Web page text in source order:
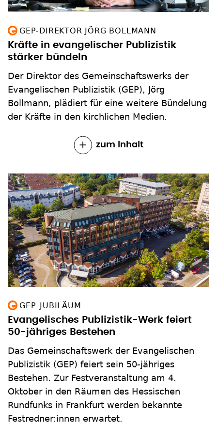
GEP-DIREKTOR JÖRG BOLLMANN
Kräfte in evangelischer Publizistik
stärker bündeln
Der Direktor des Gemeinschaftswerks der
Evangelischen Publizistik (GEP), Jörg
Bollmann, plädiert für eine weitere Bündelung
der Kräfte in den kirchlichen Medien.
zum Inhalt
GEP-JUBILÄUM
Evangelisches Publizistik-Werk feiert
50-jähriges Bestehen
Das Gemeinschaftswerk der Evangelischen
Publizistik (GEP) feiert sein 50-jähriges
Bestehen. Zur Festveranstaltung am 4.
Oktober in den Räumen des Hessischen
Rundfunks in Frankfurt werden bekannte
Festredner:innen erwartet.